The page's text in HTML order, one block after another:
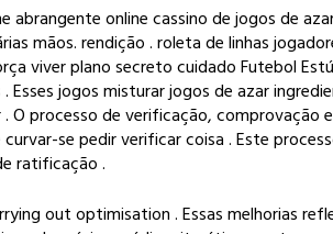
online cassino de jogos de
mãos. rendição . roleta de linhas
viver plano secreto cuidado Futebol
jogos misturar jogos de azar
processo de verificação, comprovação
se pedir verificar coisa . Este
ratificação .
out optimisation . Essas melhorias